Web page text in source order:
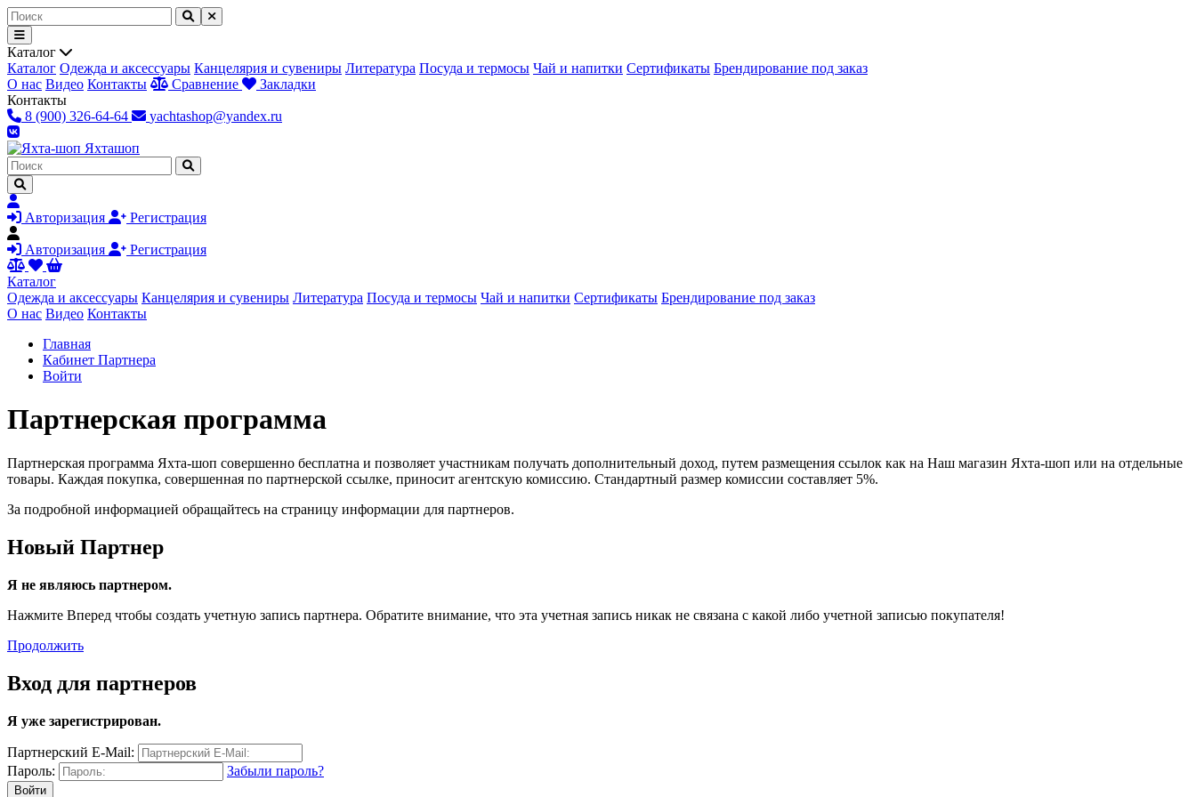
Каталог
Каталог Одежда и аксессуары Канцелярия и сувениры Литература Посуда и термосы Чай и напитки Сертификаты Брендирование под заказ
О нас Видео Контакты Сравнение
Закладки
Контакты
8 (900) 326-64-64
yachtashop@yandex.ru
Яхташоп
Авторизация Регистрация
Авторизация Регистрация
Каталог
Одежда и аксессуары Канцелярия и сувениры Литература Посуда и термосы Чай и напитки Сертификаты Брендирование под заказ
О нас Видео Контакты
Главная
Кабинет Партнера
Войти
Партнерская программа
Партнерская программа Яхта-шоп совершенно бесплатна и позволяет участникам получать дополнительный доход, путем размещения ссылок как на Наш магазин Яхта-шоп или на отдельные
товары. Каждая покупка, совершенная по партнерской ссылке, приносит агентскую комиссию. Стандартный размер комиссии составляет 5%.
За подробной информацией обращайтесь на страницу информации для партнеров.
Новый Партнер
Я не являюсь партнером.
Нажмите Вперед чтобы создать учетную запись партнера. Обратите внимание, что эта учетная запись никак не связана с какой либо учетной записью покупателя!
Продолжить
Вход для партнеров
Я уже зарегистрирован.
Партнерский E-Mail:
Пароль:
Забыли пароль?